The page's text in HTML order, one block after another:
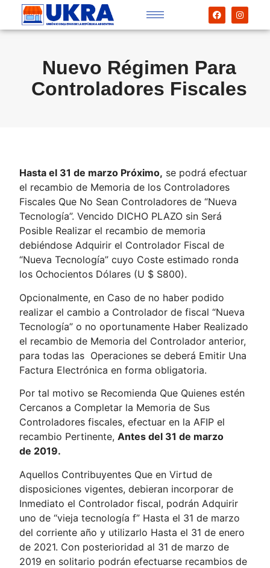
Nuevo Régimen Para
Controladores Fiscales
Hasta el 31 de marzo Próximo, se podrá efectuar
el recambio de Memoria de los Controladores
Fiscales Que No Sean Controladores de “Nueva
Tecnología”. Vencido DICHO PLAZO sin Será
Posible Realizar el recambio de memoria
debiéndose Adquirir el Controlador Fiscal de
“Nueva Tecnología” cuyo Coste estimado ronda
los Ochocientos Dólares (U $ S800).
Opcionalmente, en Caso de no haber podido
realizar el cambio a Controlador de fiscal “Nueva
Tecnología” o no oportunamente Haber Realizado
el recambio de Memoria del Controlador anterior,
para todas las Operaciones se deberá Emitir Una
Factura Electrónica en forma obligatoria.
Por tal motivo se Recomienda Que Quienes estén
Cercanos a Completar la Memoria de Sus
Controladores fiscales, efectuar en la AFIP el
recambio Pertinente,Antes del 31 de marzo
de 2019.
Aquellos Contribuyentes Que en Virtud de
disposiciones vigentes, debieran incorporar de
Inmediato el Controlador fiscal, podrán Adquirir
uno de “vieja tecnología f” Hasta el 31 de marzo
del corriente año y utilizarlo Hasta el 31 de enero
de 2021. Con posterioridad al 31 de marzo de
2019 en solitario podrán efectuarse recambios de